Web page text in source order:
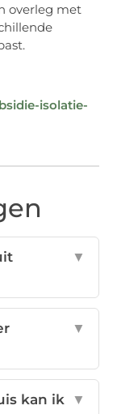
overleg met
isolatie-
▼
▼
kan ik
▼